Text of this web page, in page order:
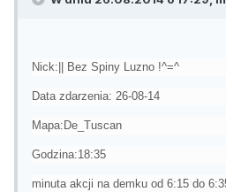
Nick:|| Bez Spiny Luzno !^=^
Data zdarzenia: 26-08-14
Mapa:De_Tuscan
Godzina:18:35
minuta akcji na demku od 6:15 do